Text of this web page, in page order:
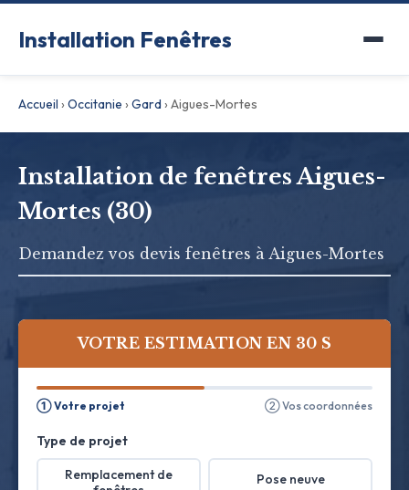
Installation Fenêtres
Accueil ›Occitanie ›Gard›Aigues-Mortes
Installation de fenêtres Aigues-
Mortes (30)
Demandez vos devis fenêtres à Aigues-Mortes
VOTRE ESTIMATION EN 30 S
① Votre projet ② Vos coordonnées
Type de projet
Remplacement de
Pose neuve